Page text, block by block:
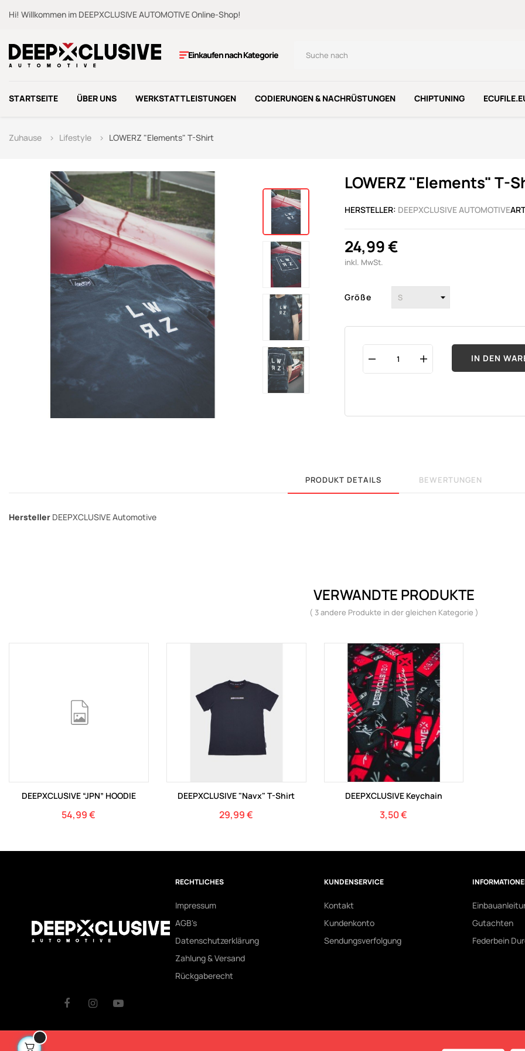
Hi! Willkommen im DEEPXCLUSIVE AUTOMOTIVE Online-Shop!
Einkaufen nach Kategorie
STARTSEITE ÜBER UNS WERKSTATTLEISTUNGEN CODIERUNGEN & NACHRÜSTUNGEN CHIPTUNING
Zuhause Lifestyle LOWERZ "Elements" T-Shirt
LOWERZ "Elements" T-
HERSTELLER: DEEPXCLUSIVE AUTOMOTIVE
24,99 €
inkl. MwSt.
Größe
IN DEN
PRODUKT DETAILS BEWERTUNGEN
Hersteller DEEPXCLUSIVE Automotive
VERWANDTE PRODUKTE
( 3 andere Produkte in der gleichen Kategorie )
DEEPXCLUSIVE “JPN” HOODIE
Preis
54,99 €
DEEPXCLUSIVE "Navx" T-Shirt
Preis
29,99 €
DEEPXCLUSIVE Keychain
Preis
3,50 €
FacebookInstagram
RECHTLICHES
Impressum
AGB's
Datenschutzerklärung
Zahlung & Versand
Rückgaberecht
KUNDENSERVICE
Kontakt
Kundenkonto
Sendungsverfolgung
Gutachten
Federbein